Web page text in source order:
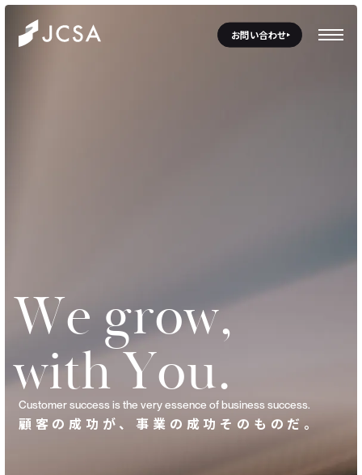
お問い合わせ
We grow,
withYou.
Customer success is the very essence of business success.
顧客の成功が、事業の成功そのものだ。